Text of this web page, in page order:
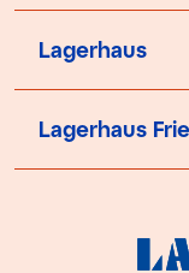
Lagerhaus
Lagerhaus